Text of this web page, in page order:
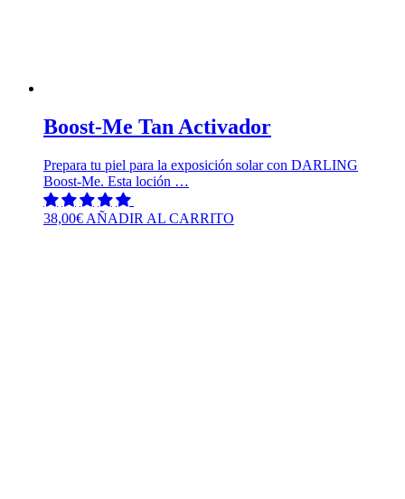
Boost-Me Tan Activador
Prepara tu piel para la exposición solar con DARLING
Boost-Me. Esta loción …
38,00€ AÑADIR AL CARRITO